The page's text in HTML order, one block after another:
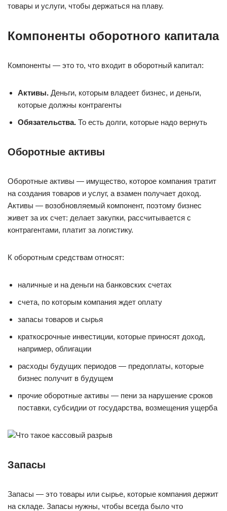
товары и услуги, чтобы держаться на плаву.
Компоненты оборотного капитала
Компоненты — это то, что входит в оборотный капитал:
Активы. Деньги, которым владеет бизнес, и деньги,
которые должны контрагенты
Обязательства. То есть долги, которые надо вернуть
Оборотные активы
Оборотные активы — имущество, которое компания тратит
на создания товаров и услуг, а взамен получает доход.
Активы — возобновляемый компонент, поэтому бизнес
живет за их счет: делает закупки, рассчитывается с
контрагентами, платит за логистику.
К оборотным средствам относят:
наличные и на деньги на банковских счетах
счета, по которым компания ждет оплату
запасы товаров и сырья
краткосрочные инвестиции, которые приносят доход,
например, облигации
расходы будущих периодов — предоплаты, которые
бизнес получит в будущем
прочие оборотные активы — пени за нарушение сроков
поставки, субсидии от государства, возмещения ущерба
Что такое кассовый разрыв
Запасы
Запасы — это товары или сырье, которые компания держит
на складе. Запасы нужны, чтобы всегда было что